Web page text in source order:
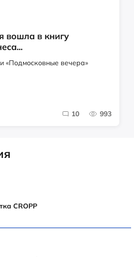
вошла в книгу
«Подмосковные вечера»
10 993
CROPP